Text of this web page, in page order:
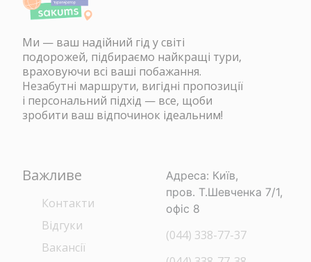
Ми — ваш надійний гід у світі
подорожей, підбираємо найкращі тури,
враховуючи всі ваші побажання.
Незабутні маршрути, вигідні пропозиції
і персональний підхід — все, щоби
зробити ваш відпочинок ідеальним!
Важливе
Контакти
Відгуки
Вакансії
Адреса: Київ,
пров. Т.Шевченка 7/1,
офіс 8
(044) 338-77-37